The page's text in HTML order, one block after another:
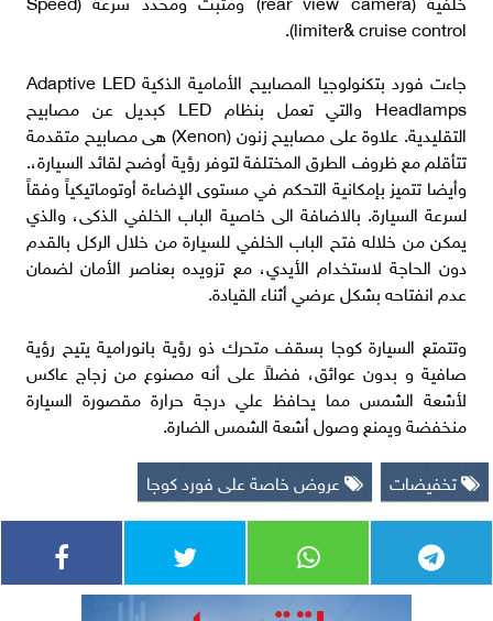
limiter& cruise control).
جاءت فورد بتكنولوجيا المصابيح الأمامية الذكية Adaptive LED
Headlamps والتي تعمل بنظام LED كبديل عن مصابيح
التقليدية. علاوة على مصابيح زنون (Xenon) هى مصابيح متقدمة
تتأقلم مع ظروف الطرق المختلفة لتوفر رؤية أوضح لقائد السيارة،.
وأيضا تتميز بإمكانية التحكم في مستوى الإضاءة أوتوماتيكياً وفقاً
لسرعة السيارة. بالاضافة الى خاصية الباب الخلفي الذكى، والذي
يمكن من خلاله فتح الباب الخلفي للسيارة من خلال الركل بالقدم
دون الحاجة لاستخدام الأيدي، مع تزويده بعناصر الأمان لضمان
عدم انفتاحه بشكل عرضي أثناء القيادة.
وتتمتع السيارة كوجا بسقف متحرك ذو رؤية بانورامية يتيح رؤية
صافية و بدون عوائق، فضلاً على أنه مصنوع من زجاج عاكس
لأشعة الشمس مما يحافظ علي درجة حرارة مقصورة السيارة
منخفضة ويمنع وصول أشعة الشمس الضارة.
تخفيضات
عروض خاصة على فورد كوجا